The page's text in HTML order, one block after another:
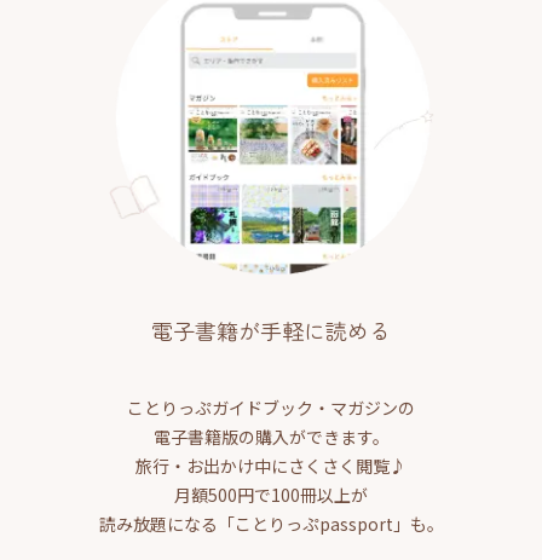
電子書籍が手軽に読める
ことりっぷガイドブック・マガジンの
電子書籍版の購入ができます。
旅行・お出かけ中にさくさく閲覧♪
月額500円で100冊以上が
読み放題になる「ことりっぷpassport」も。